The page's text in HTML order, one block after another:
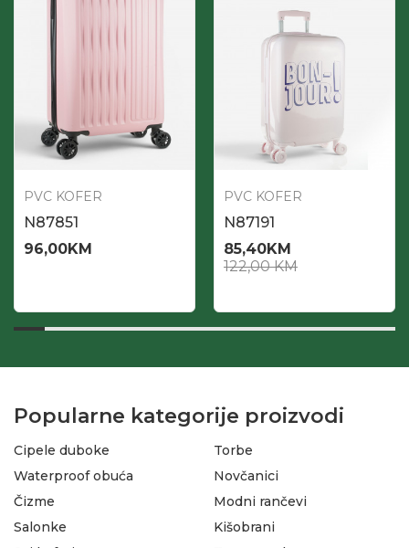
PVC KOFER
N87851
96,00KM
PVC KOFER
N87191
85,40KM
122,00KM
Popularne kategorije proizvodi
Cipele duboke
Waterproof obuća
Čizme
Salonke
Torbe
Novčanici
Modni rančevi
Kišobrani